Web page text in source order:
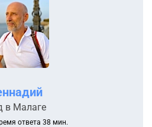
в Малаге
ответа 38 мин.